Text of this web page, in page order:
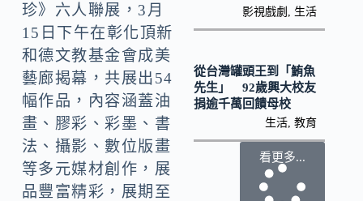
珍》六人聯展，3月
15日下午在彰化頂新
和德文教基金會成美
藝廊揭幕，共展出54
幅作品，內容涵蓋油
畫、膠彩、彩墨、書
法、攝影、數位版畫
等多元媒材創作，展
品豐富精彩，展期至
影視戲劇 生活
從台灣罐頭王到「鮪魚
先生」 92歲興大校友
捐逾千萬回饋母校
生活 ,教育
看更多...